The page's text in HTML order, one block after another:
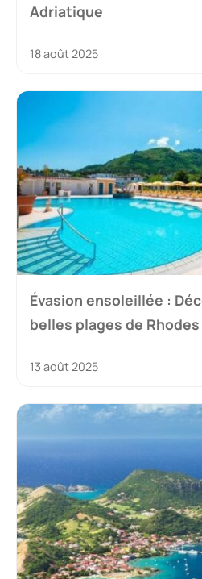
Adriatique
18 août 2025
Évasion ensoleillée :
belles plages de Rhodes
13 août 2025